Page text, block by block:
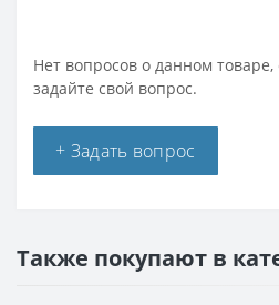
Нет вопросов о данном
задайте свой вопрос.
+ Задать вопрос
Также покупают в